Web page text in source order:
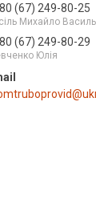
(67) 249-80-25
Михайло
(67) 249-80-29
Юлія